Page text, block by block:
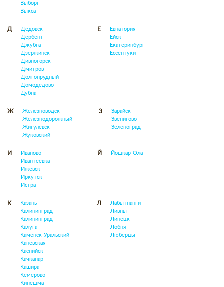
Выборг
Выкса
Д
Дедовск
Дербент
Джубга
Дзержинск
Дивногорск
Дмитров
Долгопрудный
Домодедово
Дубна
Е
Евпатория
Ейск
Екатеринбург
Ессентуки
Ж
Железноводск
Железнодорожный
Жигулевск
Жуковский
З
Зарайск
Звенигово
Зеленоград
И
Иваново
Ивантеевка
Ижевск
Иркутск
Истра
Й Йошкар-Ола
К
Казань
Калининград
Калининград
Калуга
Каменск-Уральский
Каневская
Каспийск
Качканар
Кашира
Кемерово
Кинешма
Л
Лабытнанги
Ливны
Липецк
Лобня
Люберцы